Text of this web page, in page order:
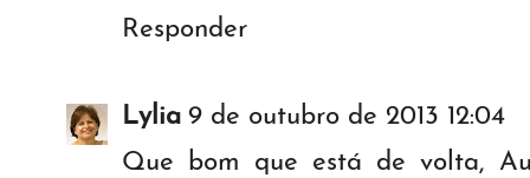
Responder
Lylia 9 de outubro de 2013 12:04
Que bom que está de volta,